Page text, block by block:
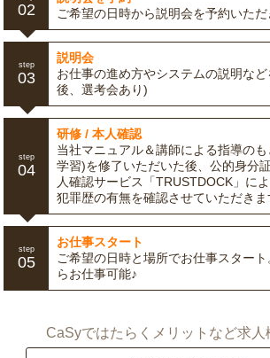
02
ご希望の日時から説明会を予約いただ
step
03
説明会
お仕事の進め方やシステムの説明な
後、選考会あり)
step
04
研修 / 本人確認
当社マニュアル＆講師による指導の
学習)を修了いただいた後、公的身分
人確認サービス「TRUSTDOCK」に
犯罪歴の有無を確認させていただきま
step
05
お仕事スタート
ご希望の日時と場所でお仕事スター
らお仕事可能♪
CaSyではたらくメリットなど求人